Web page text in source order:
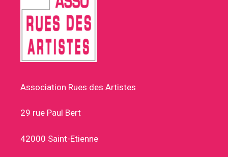
Association Rues des Artistes
29 rue Paul Bert
42000 Saint-Etienne